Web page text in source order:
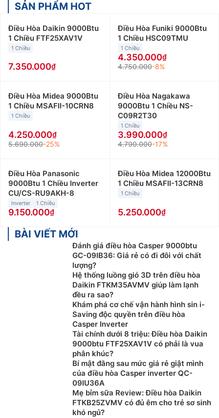
SẢN PHẨM HOT
Điều Hòa Daikin 9000Btu
1 Chiều FTF25XAV1V
1 Chiều
7.350.000
Điều Hòa Funiki 9000Btu
1 Chiều HSC09TMU
1 Chiều
4.350.000
4.750.000-8%
Điều Hòa Midea 9000Btu
1 Chiều MSAFII-10CRN8
1 Chiều
4.250.000
5.690.000-25%
Điều Hòa Nagakawa
9000Btu 1 Chiều NS-
C09R2T30
1 Chiều
3.990.000
4.790.000-17%
Điều Hòa Panasonic
9000Btu 1 Chiều Inverter
CU/CS-RU9AKH-8
Inverter 1 Chiều
9.150.000
Điều Hòa Midea 12000Btu
1 Chiều MSAFII-13CRN8
1 Chiều
5.250.000
BÀI VIẾT MỚI
Đánh giá điều hòa Casper 9000btu
GC-09IB36: Giá rẻ có đi đôi với chất
lượng?
Hệ thống luồng gió 3D trên điều hòa
Daikin FTKM35AVMV giúp làm lạnh
đều ra sao?
Khám phá cơ chế vận hành hình sin i-
Saving độc quyền trên điều hòa
Casper Inverter
Tài chính dưới 8 triệu: Điều hòa Daikin
9000btu FTF25XAV1V có phải là vua
phân khúc?
Bí mật đằng sau mức giá rẻ giật mình
của điều hòa Casper inverter QC-
09IU36A
Mẹ bỉm sữa Review: Điều hòa Daikin
FTKB25ZVMV có đủ êm cho trẻ sơ sinh
khó ngủ?